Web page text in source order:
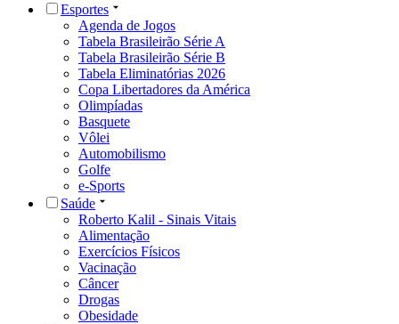
Esportes
Agenda de Jogos
Tabela Brasileirão Série A
Tabela Brasileirão Série B
Tabela Eliminatórias 2026
Copa Libertadores da América
Olimpíadas
Basquete
Vôlei
Automobilismo
Golfe
e-Sports
Saúde
Roberto Kalil - Sinais Vitais
Alimentação
Exercícios Físicos
Vacinação
Câncer
Drogas
Obesidade